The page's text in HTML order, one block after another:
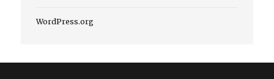
WordPress.org